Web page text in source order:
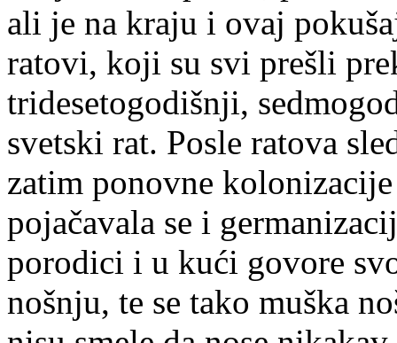
ali je na kraju i ovaj
ratovi, koji su svi prešli
tridesetogodišnji,
svetski rat. Posle ratova
zatim ponovne
pojačavala se i
porodici i u kući govore
nošnju, te se tako muška